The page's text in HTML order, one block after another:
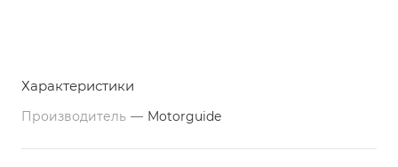
Характеристики
Производитель — Motorguide